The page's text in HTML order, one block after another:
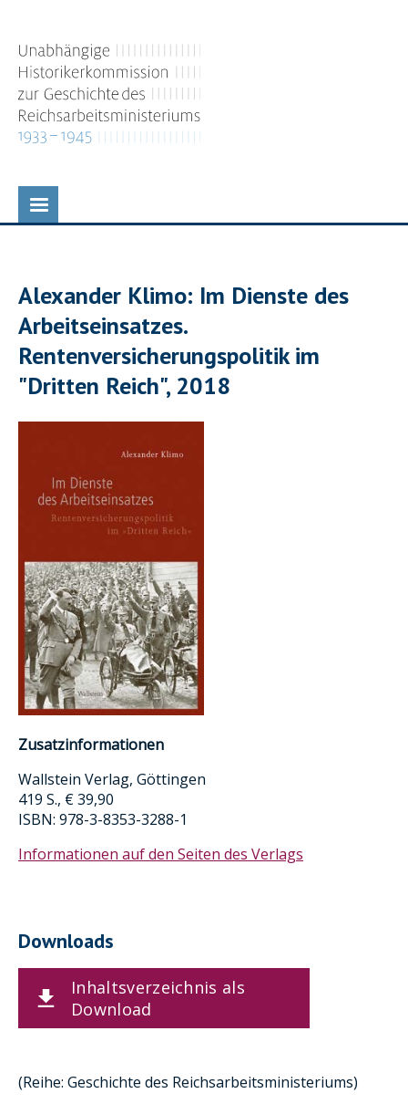
Direkt
zum
Inhalt
Alexander Klimo: Im Dienste des
Arbeitseinsatzes.
Rentenversicherungspolitik im
"Dritten Reich", 2018
Zusatzinformationen
Wallstein Verlag, Göttingen
419 S., € 39,90
ISBN: 978-3-8353-3288-1
Informationen auf den Seiten des Verlags
Downloads
Inhaltsverzeichnis als
Download
(Reihe: Geschichte des Reichsarbeitsministeriums)